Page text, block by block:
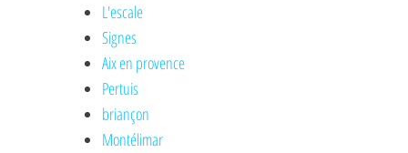
L'escale
Signes
Aix en provence
Pertuis
briançon
Montélimar